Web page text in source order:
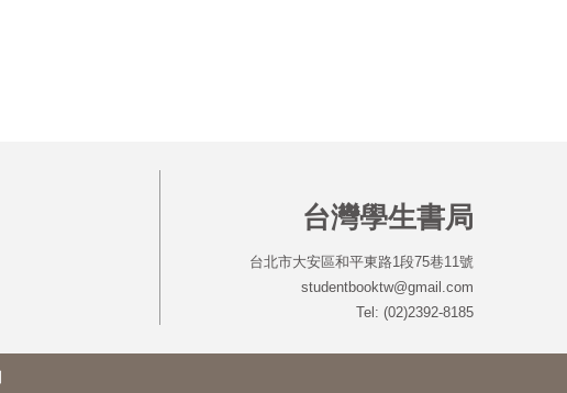
台灣學生書局
台北市大安區和平東路1段75巷11號
studentbooktw@gmail.com
Tel: (02)2392-8185